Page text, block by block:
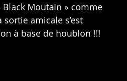
Black Moutain » comme
amicale s’est
à base de houblon !!!